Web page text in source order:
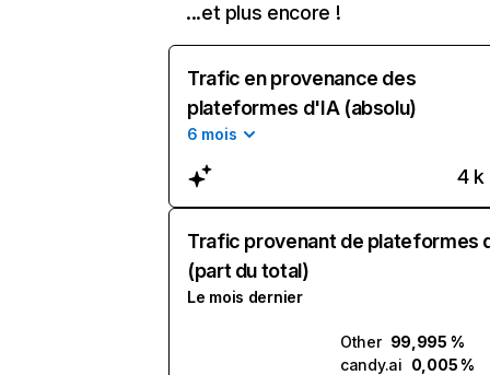
...et plus encore !
Trafic en provenance des
plateformes d'IA (absolu)
6 mois
4 k
Trafic provenant de plateformes
(part du total)
Le mois dernier
Other 99,995 %
candy.ai 0,005 %